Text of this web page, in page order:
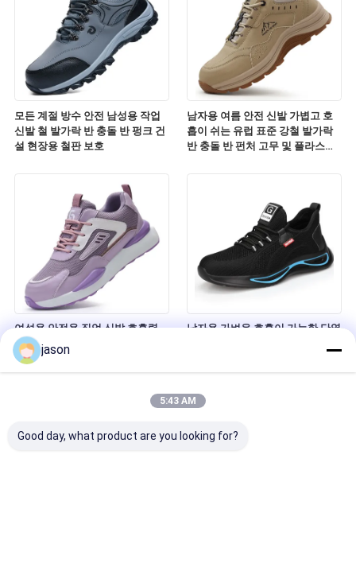
모든 계절 방수 안전 남성용 작업
신발 철 발가락 반 충돌 반 펑크 건
설 현장용 철판 보호
남자용 여름 안전 신발 가볍고 호
흡이 쉬는 유럽 표준 강철 발가락
반 충돌 반 펀처 고무 및 플라스틱
여성용 안전용 직업 신발 호흡력
강철 발가락 찌개 방지 찌개 저항
가볍고 편안한 여름 횡단 국경용
직업용 신발
남자용 가벼운 호흡이 가능한 단열
전기사 신발
jason
5:43 AM
Good day, what product are you looking for?